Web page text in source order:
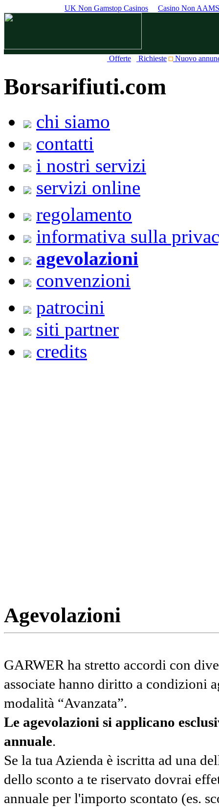
UK Non Gamstop Casinos Casino Non AAMS
Offerte Richieste Nuovo
Borsarifiuti.com
chi siamo
contatti
i nostri servizi
servizi online
regolamento
informativa sulla
agevolazioni
convenzioni
patrocini
siti partner
credits
Agevolazioni
GARWER ha stretto accordi con
associate hanno diritto a condizioni
modalità “Avanzata”.
Le agevolazioni si applicano
annuale.
Se la tua Azienda è iscritta ad una
dello sconto a te riservato dovrai
annuale per l'importo scontato (es.